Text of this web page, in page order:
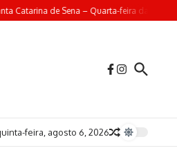
Catarina de Sena – Quarta-feira da 4ª
feira, agosto 6, 2026